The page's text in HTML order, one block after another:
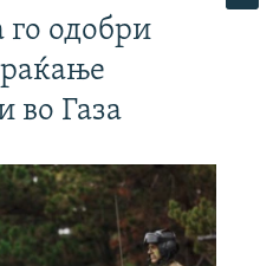
го одобри
во Газа